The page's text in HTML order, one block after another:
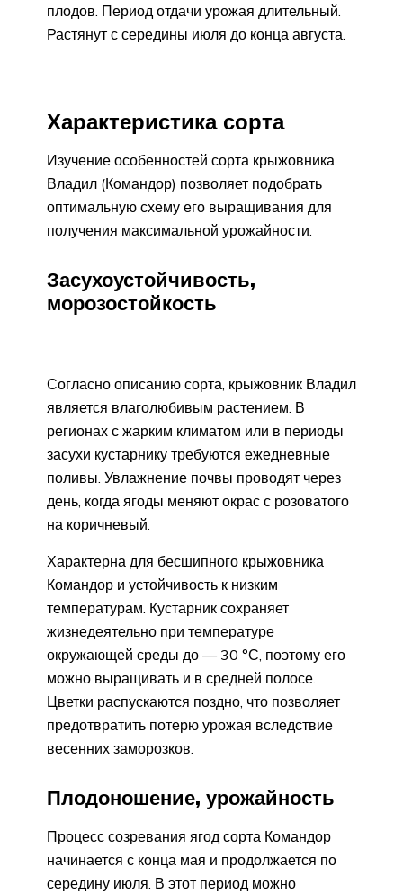
плодов. Период отдачи урожая длительный.
Растянут с середины июля до конца августа.
Характеристика сорта
Изучение особенностей сорта крыжовника
Владил (Командор) позволяет подобрать
оптимальную схему его выращивания для
получения максимальной урожайности.
Засухоустойчивость,
морозостойкость
Согласно описанию сорта, крыжовник Владил
является влаголюбивым растением. В
регионах с жарким климатом или в периоды
засухи кустарнику требуются ежедневные
поливы. Увлажнение почвы проводят через
день, когда ягоды меняют окрас с розоватого
на коричневый.
Характерна для бесшипного крыжовника
Командор и устойчивость к низким
температурам. Кустарник сохраняет
жизнедеятельно при температуре
окружающей среды до — 30 °С, поэтому его
можно выращивать и в средней полосе.
Цветки распускаются поздно, что позволяет
предотвратить потерю урожая вследствие
весенних заморозков.
Плодоношение, урожайность
Процесс созревания ягод сорта Командор
начинается с конца мая и продолжается по
середину июля. В этот период можно